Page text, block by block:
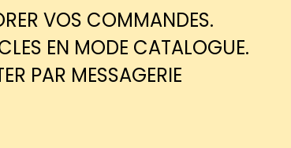
VOS COMMANDES.
EN MODE CATALOGUE.
PAR MESSAGERIE